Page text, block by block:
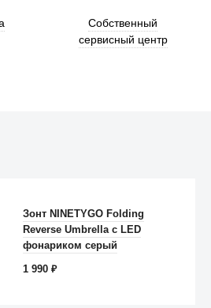
Собственный
сервисный центр
Зонт NINETYGO Folding
Reverse Umbrella с LED
фонариком серый
1 990₽